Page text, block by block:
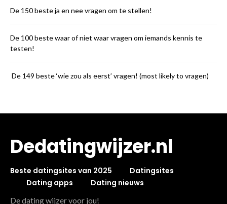
De 150 beste ja en nee vragen om te stellen!
De 100 beste waar of niet waar vragen om iemands kennis te
testen!
De 149 beste ‘wie zou als eerst’ vragen! (most likely to vragen)
Dedatingwijzer.nl
Beste datingsites van 2025
Datingsites
Dating apps
Dating nieuws
De dating wijzer voor jou!